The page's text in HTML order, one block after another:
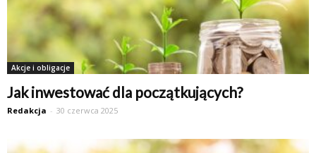
Akcje i obligacje
Jak inwestować dla początkujących?
Redakcja - 30 czerwca 2025